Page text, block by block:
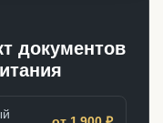
документов